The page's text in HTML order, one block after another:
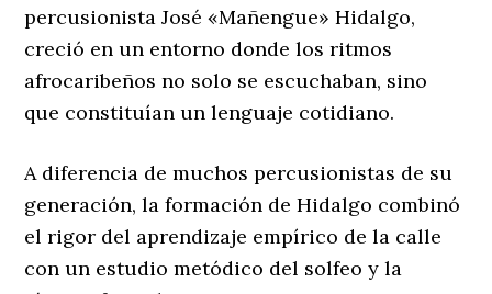
percusionista José «Mañengue» Hidalgo,
creció en un entorno donde los ritmos
afrocaribeños no solo se escuchaban, sino
que constituían un lenguaje cotidiano.
A diferencia de muchos percusionistas de su
generación, la formación de Hidalgo combinó
el rigor del aprendizaje empírico de la calle
con un estudio metódico del solfeo y la